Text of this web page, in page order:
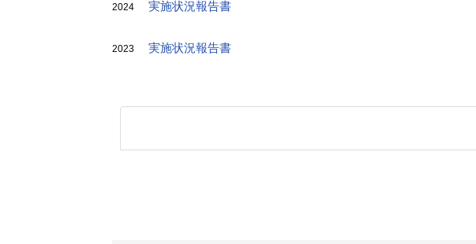
2024 実施状況報告書
2023 実施状況報告書